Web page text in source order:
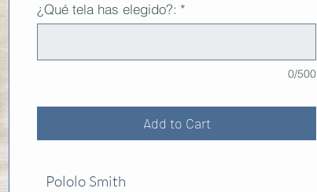
¿Qué tela has elegido?: *
0/500
Add to Cart
Pololo Smith